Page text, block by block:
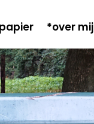
*over mij